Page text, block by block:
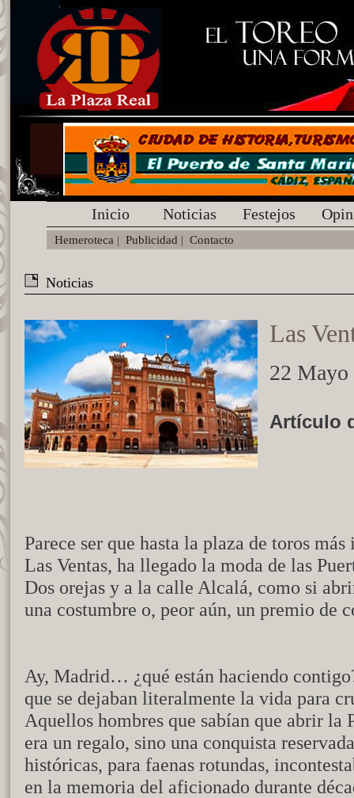
Inicio Noticias Festejos
Hemeroteca | Publicidad | Contacto
Noticias
Las
22 Mayo
Artículo
Parece ser que hasta la plaza de toros
Las Ventas, ha llegado la moda de las
Dos orejas y a la calle Alcalá, como si
una costumbre o, peor aún, un premio de
Ay, Madrid… ¿qué están haciendo
que se dejaban literalmente la vida para
Aquellos hombres que sabían que abrir la
era un regalo, sino una conquista
históricas, para faenas rotundas,
en la memoria del aficionado durante